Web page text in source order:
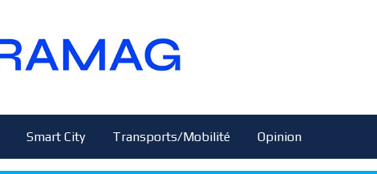
Smart City Transports/Mobilité Opinion